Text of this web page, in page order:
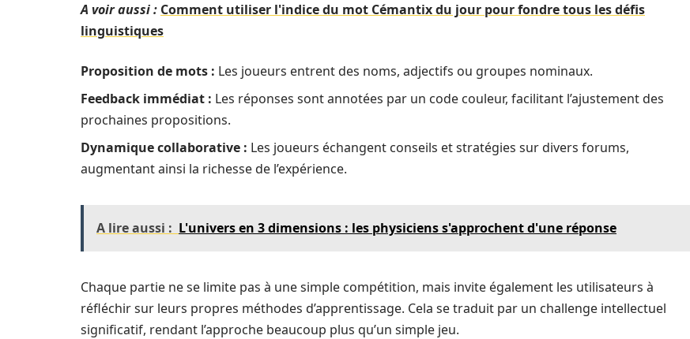
A voir aussi : Comment utiliser l'indice du mot Cémantix du jour pour fondre tous les défis
linguistiques
Proposition de mots : Les joueurs entrent des noms, adjectifs ou groupes nominaux.
Feedback immédiat : Les réponses sont annotées par un code couleur, facilitant l’ajustement des
prochaines propositions.
Dynamique collaborative : Les joueurs échangent conseils et stratégies sur divers forums,
augmentant ainsi la richesse de l’expérience.
A lire aussi : L'univers en 3 dimensions : les physiciens s'approchent d'une réponse
Chaque partie ne se limite pas à une simple compétition, mais invite également les utilisateurs à
réfléchir sur leurs propres méthodes d’apprentissage. Cela se traduit par un challenge intellectuel
significatif, rendant l’approche beaucoup plus qu’un simple jeu.